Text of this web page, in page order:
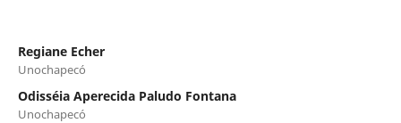
Regiane Echer
Unochapecó
Odisséia Aperecida Paludo Fontana
Unochapecó